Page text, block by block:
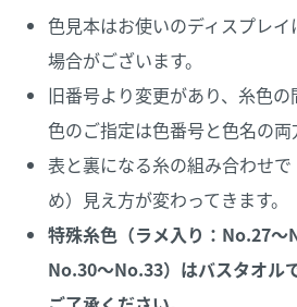
色見本はお使いのディスプレ
場合がございます。
旧番号より変更があり、糸色
色のご指定は色番号と色名の両
表と裏になる糸の組み合わせ
め）見え方が変わってきます。
特殊糸色（ラメ入り：No.27～
No.30～No.33）はバスタオル